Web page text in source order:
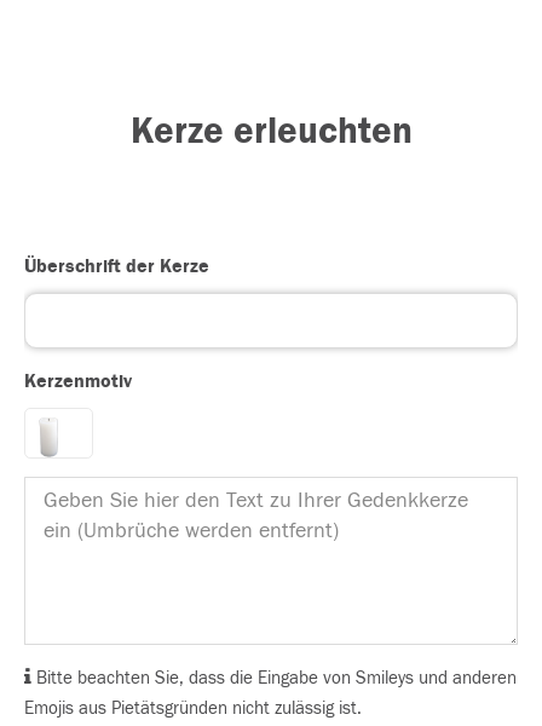
Kerze erleuchten
Überschrift der Kerze
Kerzenmotiv
Bitte beachten Sie, dass die Eingabe von Smileys und anderen
Emojis aus Pietätsgründen nicht zulässig ist.